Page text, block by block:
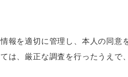
報を適切に管理し、本人の同
は、厳正な調査を行ったうえ